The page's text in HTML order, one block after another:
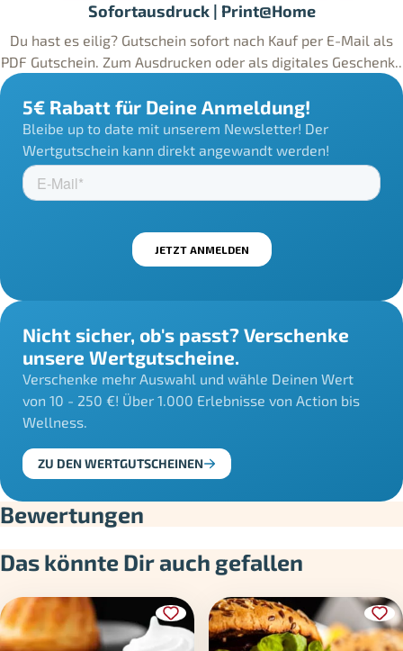
Sofortausdruck | Print@Home
Du hast es eilig? Gutschein sofort nach Kauf per E-Mail als
PDF Gutschein. Zum Ausdrucken oder als digitales Geschenk..
5€ Rabatt für Deine Anmeldung!
Bleibe up to date mit unserem Newsletter! Der
Wertgutschein kann direkt angewandt werden!
Nicht sicher, ob's passt? Verschenke
unsere Wertgutscheine.
Verschenke mehr Auswahl und wähle Deinen Wert
von 10 - 250 €! Über 1.000 Erlebnisse von Action bis
Wellness.
ZU DEN WERTGUTSCHEINEN
Bewertungen
Das könnte Dir auch gefallen